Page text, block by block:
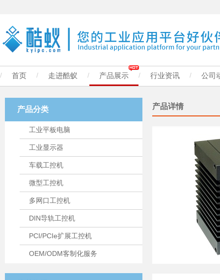
/ 首页 / 走进酷蚁 / 产品展示 / 行业资讯 / 公司
产品分类
工业平板电脑
工业显示器
车载工控机
微型工控机
多网口工控机
DIN导轨工控机
PCI/PCIe扩展工控机
OEM/ODM客制化服务
产品详情